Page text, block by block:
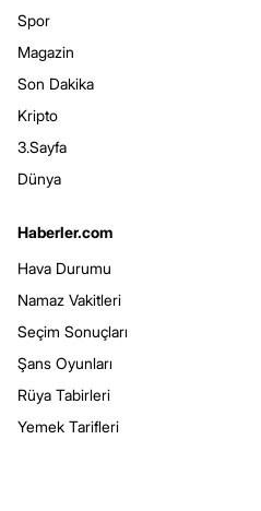
Spor
Magazin
Son Dakika
Kripto
3.Sayfa
Dünya
Haberler.com
Hava Durumu
Namaz Vakitleri
Seçim Sonuçları
Şans Oyunları
Rüya Tabirleri
Yemek Tarifleri